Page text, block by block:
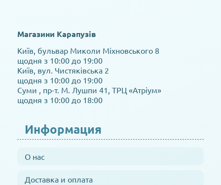
Магазини Карапузів
Київ, бульвар Миколи Міхновського 8
щодня з 10:00 до 19:00
Київ, вул. Чистяківська 2
щодня з 10:00 до 19:00
Суми , пр-т. М. Лушпи 41, ТРЦ «Атріум»
щодня з 10:00 до 18:00
Информация
О нас
Доставка и оплата